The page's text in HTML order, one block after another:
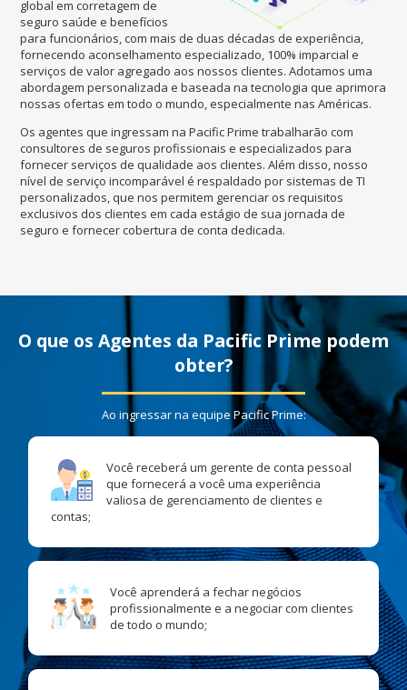
global em corretagem de
seguro saúde e benefícios
para funcionários, com mais de duas décadas de experiência,
fornecendo aconselhamento especializado, 100% imparcial e
serviços de valor agregado aos nossos clientes. Adotamos uma
abordagem personalizada e baseada na tecnologia que aprimora
nossas ofertas em todo o mundo, especialmente nas Américas.
Os agentes que ingressam na Pacific Prime trabalharão com
consultores de seguros profissionais e especializados para
fornecer serviços de qualidade aos clientes. Além disso, nosso
nível de serviço incomparável é respaldado por sistemas de TI
personalizados, que nos permitem gerenciar os requisitos
exclusivos dos clientes em cada estágio de sua jornada de
seguro e fornecer cobertura de conta dedicada.
O que os Agentes da Pacific Prime podem
obter?
Ao ingressar na equipe Pacific Prime:
Você receberá um gerente de conta pessoal
que fornecerá a você uma experiência
valiosa de gerenciamento de clientes e
contas;
Você aprenderá a fechar negócios
profissionalmente e a negociar com clientes
de todo o mundo;